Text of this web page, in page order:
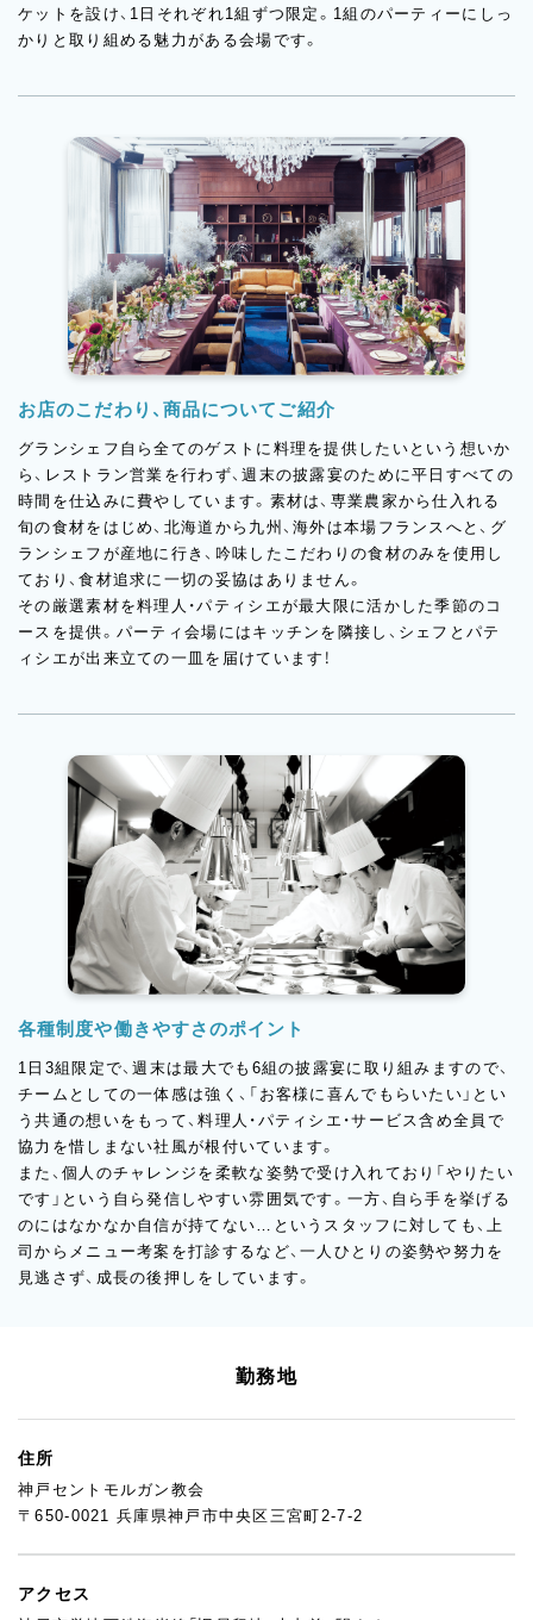
ケットを設け、1日それぞれ1組ずつ限定。1組のパーティーにしっ
かりと取り組める魅力がある会場です。
お店のこだわり、商品についてご紹介
グランシェフ自ら全てのゲストに料理を提供したいという想いか
ら、レストラン営業を行わず、週末の披露宴のために平日すべての
時間を仕込みに費やしています。素材は、専業農家から仕入れる
旬の食材をはじめ、北海道から九州、海外は本場フランスへと、グ
ランシェフが産地に行き、吟味したこだわりの食材のみを使用し
ており、食材追求に一切の妥協はありません。
その厳選素材を料理人・パティシエが最大限に活かした季節のコ
ースを提供。パーティ会場にはキッチンを隣接し、シェフとパテ
ィシエが出来立ての一皿を届けています！
各種制度や働きやすさのポイント
1日3組限定で、週末は最大でも6組の披露宴に取り組みますので、
チームとしての一体感は強く、「お客様に喜んでもらいたい」とい
う共通の想いをもって、料理人・パティシエ・サービス含め全員で
協力を惜しまない社風が根付いています。
また、個人のチャレンジを柔軟な姿勢で受け入れており「やりたい
です」という自ら発信しやすい雰囲気です。一方、自ら手を挙げる
のにはなかなか自信が持てない…というスタッフに対しても、上
司からメニュー考案を打診するなど、一人ひとりの姿勢や努力を
見逃さず、成長の後押しをしています。
勤務地
住所
神戸セントモルガン教会
〒650-0021 兵庫県神戸市中央区三宮町2-7-2
アクセス